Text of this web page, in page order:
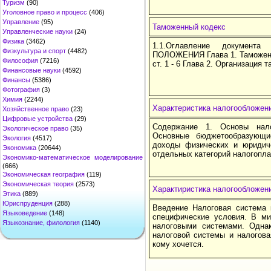
Туризм (90)
Уголовное право и процесс (406)
Управление (95)
Управленческие науки (24)
Физика (3462)
Физкультура и спорт (4482)
Философия (7216)
Финансовые науки (4592)
Финансы (5386)
Фотография (3)
Химия (2244)
Хозяйственное право (23)
Цифровые устройства (29)
Экологическое право (35)
Экология (4517)
Экономика (20644)
Экономико-математическое моделирование
(666)
Экономическая география (119)
Экономическая теория (2573)
Этика (889)
Юриспруденция (288)
Языковедение (148)
Языкознание, филология (1140)
Таможенный кодекс
1.1.Оглавление
ПОЛОЖЕНИЯ Глава 1.
ст. 1 - 6 Глава 2. Организация
Характеристика
Содержание 1. Основы
Основные
доходы физических и
отдельных категорий
Характиристика
Введение Налоговая система
специфические условия. В
налоговыми системами.
налоговой системы и
кому хочется.